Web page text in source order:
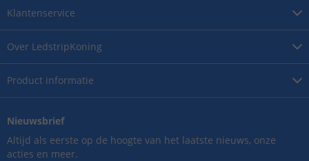
Over LedstripKoning
Product informatie
Klantenservice
Nieuwsbrief
Altijd als eerste op de hoogte van het laatste nieuws, onze
acties en meer.